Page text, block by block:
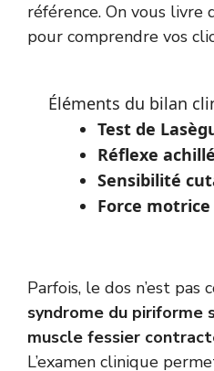
référence. On vous livre
pour comprendre vos
Éléments du bilan
Test de
Réflexe
Sensibilité
Force motrice
Parfois, le dos n’est pas
syndrome du piriforme
muscle fessier
L’examen clinique